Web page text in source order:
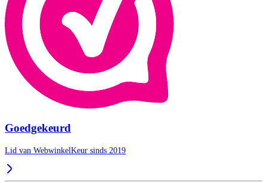
Goedgekeurd
Lid van WebwinkelKeur sinds 2019